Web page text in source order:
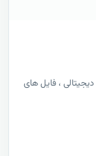
، فایل های